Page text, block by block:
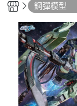
鋼彈模型